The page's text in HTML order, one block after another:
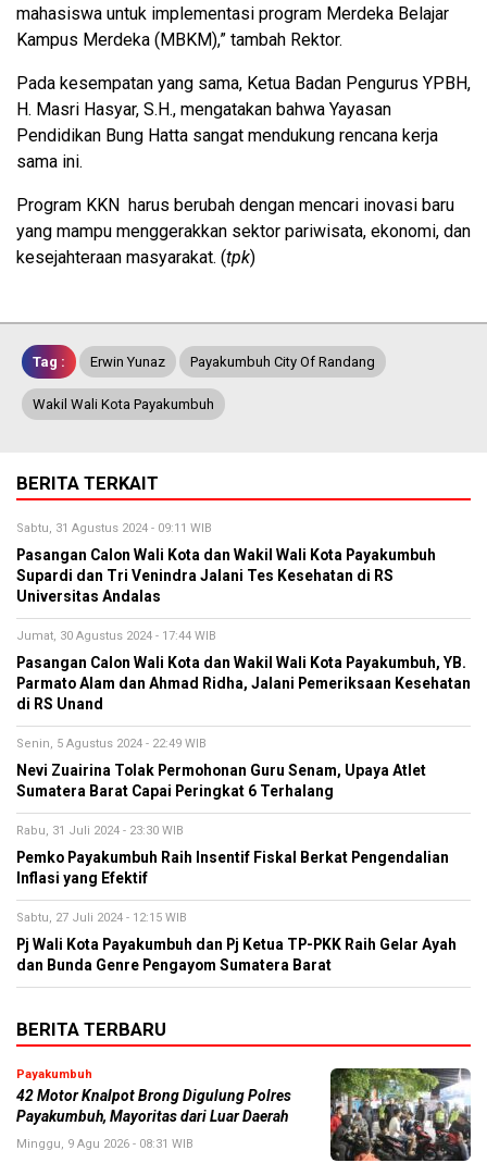
mahasiswa untuk implementasi program Merdeka Belajar
Kampus Merdeka (MBKM),” tambah Rektor.
Pada kesempatan yang sama, Ketua Badan Pengurus YPBH,
H. Masri Hasyar, S.H., mengatakan bahwa Yayasan
Pendidikan Bung Hatta sangat mendukung rencana kerja
sama ini.
Program KKN harus berubah dengan mencari inovasi baru
yang mampu menggerakkan sektor pariwisata, ekonomi, dan
kesejahteraan masyarakat. (tpk)
Tag : Erwin Yunaz Payakumbuh City Of Randang
Wakil Wali Kota Payakumbuh
BERITA TERKAIT
Sabtu, 31 Agustus 2024 - 09:11 WIB
Pasangan Calon Wali Kota dan Wakil Wali Kota Payakumbuh
Supardi dan Tri Venindra Jalani Tes Kesehatan di RS
Universitas Andalas
Jumat, 30 Agustus 2024 - 17:44 WIB
Pasangan Calon Wali Kota dan Wakil Wali Kota Payakumbuh, YB.
Parmato Alam dan Ahmad Ridha, Jalani Pemeriksaan Kesehatan
di RS Unand
Senin, 5 Agustus 2024 - 22:49 WIB
Nevi Zuairina Tolak Permohonan Guru Senam, Upaya Atlet
Sumatera Barat Capai Peringkat 6 Terhalang
Rabu, 31 Juli 2024 - 23:30 WIB
Pemko Payakumbuh Raih Insentif Fiskal Berkat Pengendalian
Inflasi yang Efektif
Sabtu, 27 Juli 2024 - 12:15 WIB
Pj Wali Kota Payakumbuh dan Pj Ketua TP-PKK Raih Gelar Ayah
dan Bunda Genre Pengayom Sumatera Barat
BERITA TERBARU
Payakumbuh
42 Motor Knalpot Brong Digulung Polres
Payakumbuh, Mayoritas dari Luar Daerah
Minggu, 9 Agu 2026 - 08:31 WIB